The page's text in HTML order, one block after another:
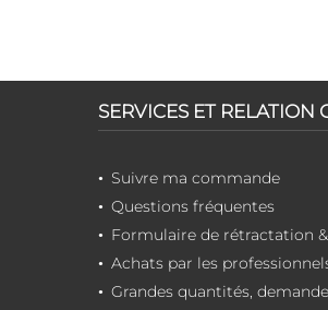
SERVICES ET RELATION
Suivre ma commande
Questions fréquentes
Formulaire de rétractation
Achats par les
Grandes quantités,